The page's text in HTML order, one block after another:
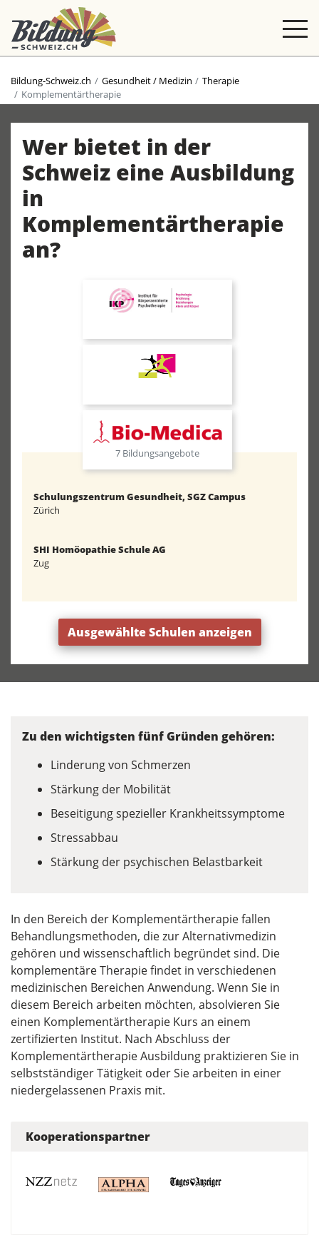
Bildung-Schweiz.ch Gesundheit / Medizin
Therapie
Komplementärtherapie
Wer bietet in der
Schweiz eine Ausbildung
in
Komplementärtherapie
an?
7 Bildungsangebote
Schulungszentrum Gesundheit, SGZ Campus
Zürich
SHI Homöopathie Schule AG
Zug
Ausgewählte Schulen anzeigen
Zu den wichtigsten fünf Gründen gehören:
Linderung von Schmerzen
Stärkung der Mobilität
Beseitigung spezieller Krankheitssymptome
Stressabbau
Stärkung der psychischen Belastbarkeit
In den Bereich der Komplementärtherapie fallen
Behandlungsmethoden, die zur Alternativmedizin
gehören und wissenschaftlich begründet sind. Die
komplementäre Therapie findet in verschiedenen
medizinischen Bereichen Anwendung. Wenn Sie in
diesem Bereich arbeiten möchten, absolvieren Sie
einen Komplementärtherapie Kurs an einem
zertifizierten Institut. Nach Abschluss der
Komplementärtherapie Ausbildung praktizieren Sie in
selbstständiger Tätigkeit oder Sie arbeiten in einer
niedergelassenen Praxis mit.
Kooperationspartner